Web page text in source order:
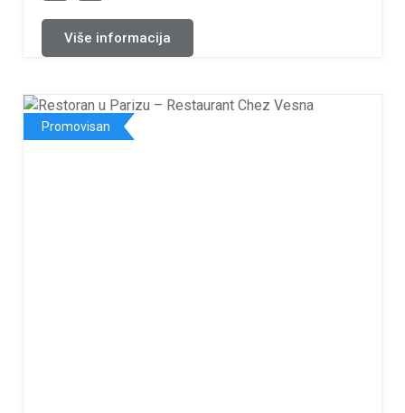
Više informacija
Promovisan